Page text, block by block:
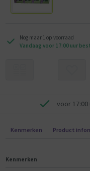
Nog maar 1 op voorraad
Vandaag voor 17:00 uur
voor
Kenmerken Product
Kenmerken